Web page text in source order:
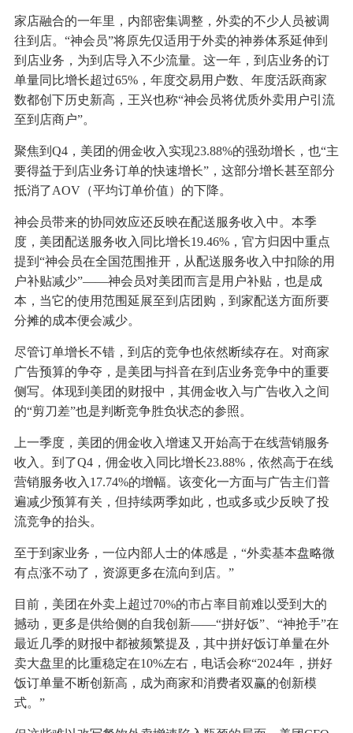
家店融合的一年里，内部密集调整，外卖的不少人员被调
往到店。“神会员”将原先仅适用于外卖的神券体系延伸到
到店业务，为到店导入不少流量。这一年，到店业务的订
单量同比增长超过65%，年度交易用户数、年度活跃商家
数都创下历史新高，王兴也称“神会员将优质外卖用户引流
至到店商户”。
聚焦到Q4，美团的佣金收入实现23.88%的强劲增长，也“主
要得益于到店业务订单的快速增长”，这部分增长甚至部分
抵消了AOV（平均订单价值）的下降。
神会员带来的协同效应还反映在配送服务收入中。本季
度，美团配送服务收入同比增长19.46%，官方归因中重点
提到“神会员在全国范围推开，从配送服务收入中扣除的用
户补贴减少”——神会员对美团而言是用户补贴，也是成
本，当它的使用范围延展至到店团购，到家配送方面所要
分摊的成本便会减少。
尽管订单增长不错，到店的竞争也依然断续存在。对商家
广告预算的争夺，是美团与抖音在到店业务竞争中的重要
侧写。体现到美团的财报中，其佣金收入与广告收入之间
的“剪刀差”也是判断竞争胜负状态的参照。
上一季度，美团的佣金收入增速又开始高于在线营销服务
收入。到了Q4，佣金收入同比增长23.88%，依然高于在线
营销服务收入17.74%的增幅。该变化一方面与广告主们普
遍减少预算有关，但持续两季如此，也或多或少反映了投
流竞争的抬头。
至于到家业务，一位内部人士的体感是，“外卖基本盘略微
有点涨不动了，资源更多在流向到店。”
目前，美团在外卖上超过70%的市占率目前难以受到大的
撼动，更多是供给侧的自我创新——“拼好饭”、“神抢手”在
最近几季的财报中都被频繁提及，其中拼好饭订单量在外
卖大盘里的比重稳定在10%左右，电话会称“2024年，拼好
饭订单量不断创新高，成为商家和消费者双赢的创新模
式。”